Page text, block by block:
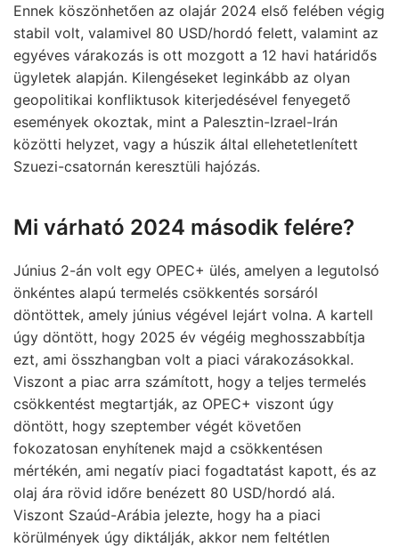
Ennek köszönhetően az olajár 2024 első felében végig
stabil volt, valamivel 80 USD/hordó felett, valamint az
egyéves várakozás is ott mozgott a 12 havi határidős
ügyletek alapján. Kilengéseket leginkább az olyan
geopolitikai konfliktusok kiterjedésével fenyegető
események okoztak, mint a Palesztin-Izrael-Irán
közötti helyzet, vagy a húszik által ellehetetlenített
Szuezi-csatornán keresztüli hajózás.
Mi várható 2024 második felére?
Június 2-án volt egy OPEC+ ülés, amelyen a legutolsó
önkéntes alapú termelés csökkentés sorsáról
döntöttek, amely június végével lejárt volna. A kartell
úgy döntött, hogy 2025 év végéig meghosszabbítja
ezt, ami összhangban volt a piaci várakozásokkal.
Viszont a piac arra számított, hogy a teljes termelés
csökkentést megtartják, az OPEC+ viszont úgy
döntött, hogy szeptember végét követően
fokozatosan enyhítenek majd a csökkentésen
mértékén, ami negatív piaci fogadtatást kapott, és az
olaj ára rövid időre benézett 80 USD/hordó alá.
Viszont Szaúd-Arábia jelezte, hogy ha a piaci
körülmények úgy diktálják, akkor nem feltétlen